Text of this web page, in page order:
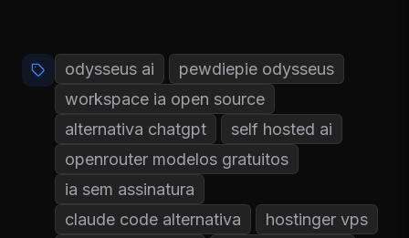
odysseus ai
pewdiepie odysseus
workspace ia open source
alternativa chatgpt
self hosted ai
openrouter modelos gratuitos
ia sem assinatura
claude code alternativa
hostinger vps